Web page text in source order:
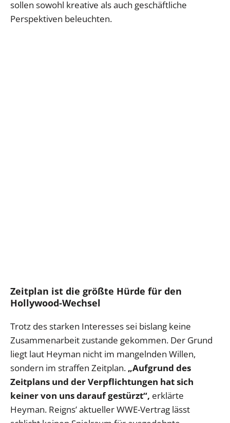
sollen sowohl kreative als auch geschäftliche
Perspektiven beleuchten.
Zeitplan ist die größte Hürde für den
Hollywood-Wechsel
Trotz des starken Interesses sei bislang keine
Zusammenarbeit zustande gekommen. Der Grund
liegt laut Heyman nicht im mangelnden Willen,
sondern im straffen Zeitplan. „Aufgrund des
Zeitplans und der Verpflichtungen hat sich
keiner von uns darauf gestürzt“, erklärte
Heyman. Reigns’ aktueller WWE-Vertrag lässt